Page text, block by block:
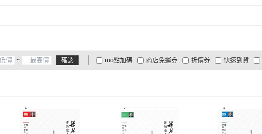
~ 確認
折價券
有影片
商品有量
mo點加碼 快速到貨
大家電安心配
大家電快配
商店免運券